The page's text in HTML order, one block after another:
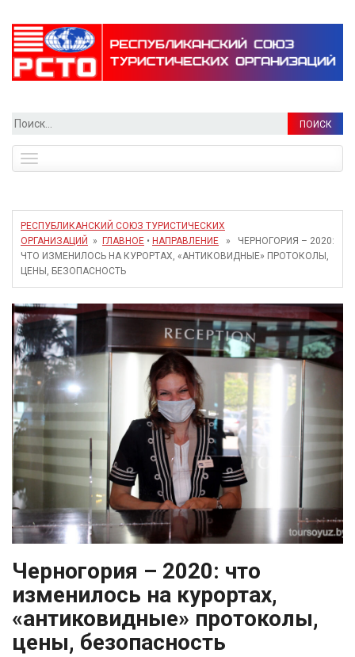
Найти:
navigation
РЕСПУБЛИКАНСКИЙ СОЮЗ ТУРИСТИЧЕСКИХ
ОРГАНИЗАЦИЙ
» ГЛАВНОЕ • НАПРАВЛЕНИЕ » ЧЕРНОГОРИЯ – 2020:
ЧТО ИЗМЕНИЛОСЬ НА КУРОРТАХ, «АНТИКОВИДНЫЕ» ПРОТОКОЛЫ,
ЦЕНЫ, БЕЗОПАСНОСТЬ
Черногория – 2020: что
изменилось на курортах,
«антиковидные» протоколы,
цены, безопасность